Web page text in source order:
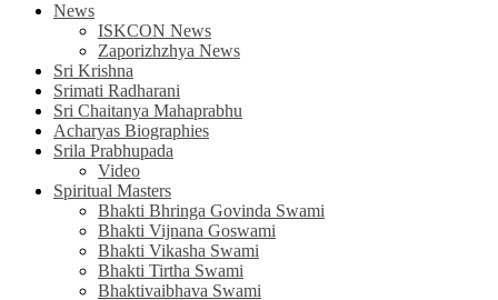
News
ISKCON News
Zaporizhzhya News
Sri Krishna
Srimati Radharani
Sri Chaitanya Mahaprabhu
Acharyas Biographies
Srila Prabhupada
Video
Spiritual Masters
Bhakti Bhringa Govinda Swami
Bhakti Vijnana Goswami
Bhakti Vikasha Swami
Bhakti Tirtha Swami
Bhaktivaibhava Swami